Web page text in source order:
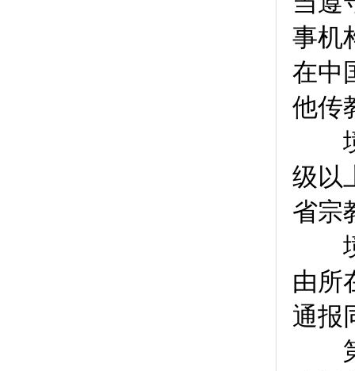
事机
在中
他传
境
级以
省宗
境
由所
通报
第